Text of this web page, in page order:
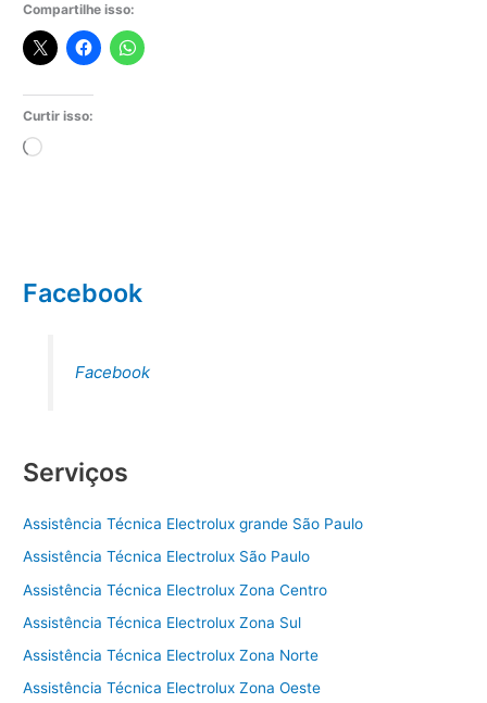
Compartilhe isso:
Curtir isso:
Carregando...
Facebook
Facebook
Serviços
Assistência Técnica Electrolux grande São Paulo
Assistência Técnica Electrolux São Paulo
Assistência Técnica Electrolux Zona Centro
Assistência Técnica Electrolux Zona Sul
Assistência Técnica Electrolux Zona Norte
Assistência Técnica Electrolux Zona Oeste